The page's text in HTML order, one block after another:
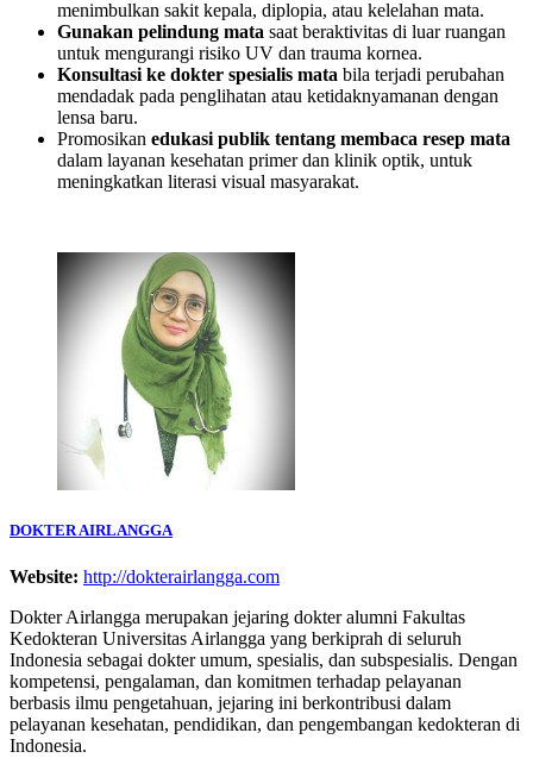
menimbulkan sakit kepala, diplopia, atau kelelahan mata.
Gunakan pelindung mata saat beraktivitas di luar ruangan
untuk mengurangi risiko UV dan trauma kornea.
Konsultasi ke dokter spesialis mata bila terjadi perubahan
mendadak pada penglihatan atau ketidaknyamanan dengan
lensa baru.
Promosikan edukasi publik tentang membaca resep mata
dalam layanan kesehatan primer dan klinik optik, untuk
meningkatkan literasi visual masyarakat.
DOKTER AIRLANGGA
Website: http://dokterairlangga.com
Dokter Airlangga merupakan jejaring dokter alumni Fakultas
Kedokteran Universitas Airlangga yang berkiprah di seluruh
Indonesia sebagai dokter umum, spesialis, dan subspesialis. Dengan
kompetensi, pengalaman, dan komitmen terhadap pelayanan
berbasis ilmu pengetahuan, jejaring ini berkontribusi dalam
pelayanan kesehatan, pendidikan, dan pengembangan kedokteran di
Indonesia.